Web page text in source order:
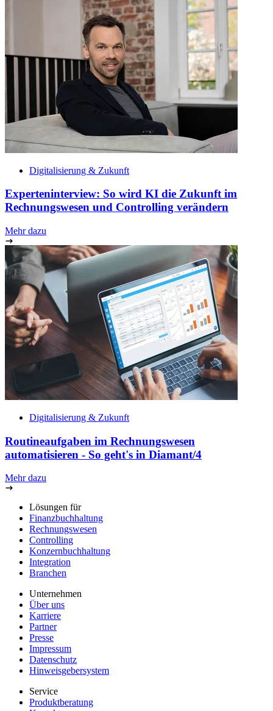
Digitalisierung & Zukunft
Experteninterview: So wird KI die Zukunft im
Rechnungswesen und Controlling verändern
Mehr dazu
Digitalisierung & Zukunft
Routineaufgaben im Rechnungswesen
automatisieren - So geht's in Diamant/4
Mehr dazu
Lösungen für
Finanzbuchhaltung
Rechnungswesen
Controlling
Konzernbuchhaltung
Integration
Branchen
Unternehmen
Über uns
Karriere
Partner
Presse
Impressum
Datenschutz
Hinweisgebersystem
Service
Produktberatung